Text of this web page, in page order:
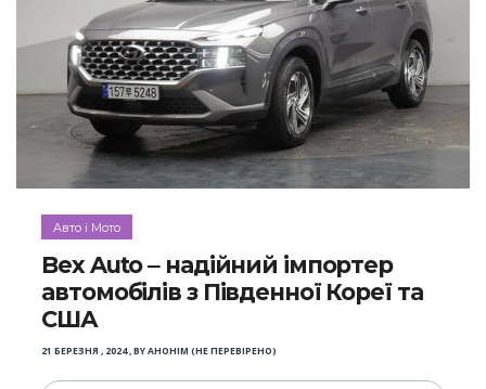
Авто і Мото
Bex Auto ‒ надійний імпортер
автомобілів з Південної Кореї та
США
21 БЕРЕЗНЯ , 2024,BYАНОНІМ (НЕ ПЕРЕВІРЕНО)